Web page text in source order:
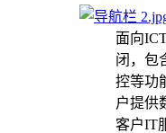
面向
闭，包
控等功
户提供
客户IT